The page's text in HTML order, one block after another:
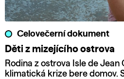
Celovečerní dokument
Děti z mizejícího ostrova
Rodina z ostrova Isle de Jean
klimatická krize bere domov.